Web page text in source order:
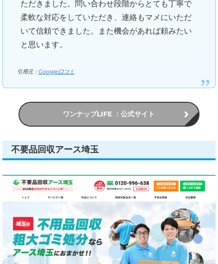
ただきました。問い合わせ段階からとても丁寧で
柔軟な対応をしていただき、連絡もマメにいただ
いて信頼できました。また機会があれば頼みたい
と思います。
引用元： Google口コミ
ワンナップLIFE ：公式サイト
不要品回収アース埼玉